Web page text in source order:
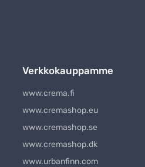
Verkkokauppamme
www.crema.fi
www.cremashop.eu
www.cremashop.se
www.cremashop.dk
www.urbanfinn.com